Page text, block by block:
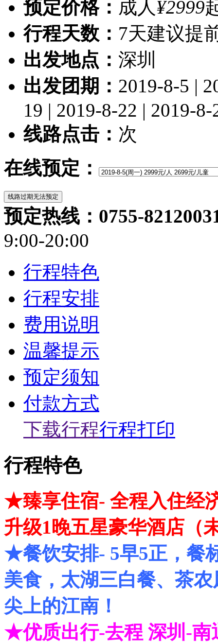
预定价格： 成人 ¥2999
行程天数： 7天建议提
出发地点： 深圳
出发团期： 2019-8-5 |
19 | 2019-8-22 | 2019-
线路点击： 次
在线预定：
预定热线：0755-
9:00-20:00
行程特色
行程安排
费用说明
温馨提示
预定须知
付款方式
下载行程行程打印
行程特色
★臻享住宿- 全程入住经
升级1晚五星豪华酒店（
★餐饮安排- 5早5正，餐
美食，太湖三白餐、茶
尖上的江南！
★优质出行-去程 深圳-南